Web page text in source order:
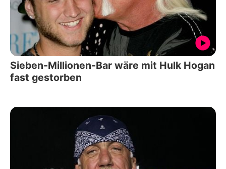
Sieben-Millionen-Bar wäre mit Hulk Hogan
fast gestorben